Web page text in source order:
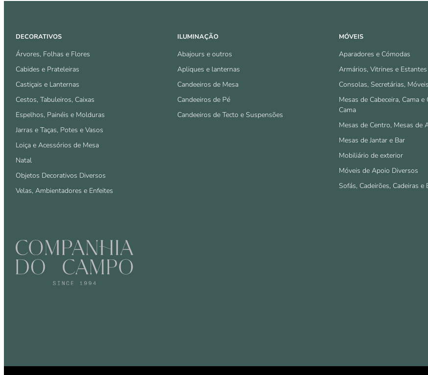
DECORATIVOS
Árvores, Folhas e Flores
Cabides e Prateleiras
Castiçais e Lanternas
Cestos, Tabuleiros, Caixas
Espelhos, Painéis e Molduras
Jarras e Taças, Potes e Vasos
Loiça e Acessórios de Mesa
Natal
Objetos Decorativos Diversos
Velas, Ambientadores e Enfeites
ILUMINAÇÃO
Abajours e outros
Apliques e lanternas
Candeeiros de Mesa
Candeeiros de Pé
Candeeiros de Tecto e Suspensões
MÓVEIS
Aparadores e Cómodas
Armários, Vitrines e Estantes
Consolas, Secretárias,
Mesas de Cabeceira, Cama e
Cama
Mesas de Centro, Mesas de
Mesas de Jantar e Bar
Mobiliário de exterior
Móveis de Apoio Diversos
Sofás, Cadeirões, Cadeiras e